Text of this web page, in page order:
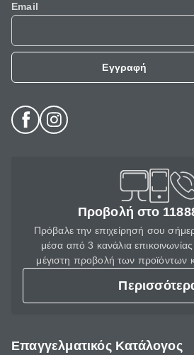
Email
Εγγραφή
Προβολή στο
Πρόβαλε την επιχείρησή σου
μέσα από 3 κανάλια
μέγιστη προβολή των προϊόντων
Επαγγελματικός Κατάλογος